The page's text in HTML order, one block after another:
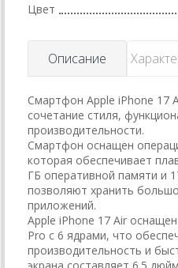
Цвет
Описание
Смартфон Apple iPhone 17
сочетание стиля,
производительности.
Смартфон оснащен
которая обеспечивает
ГБ оперативной памяти и
позволяют хранить
приложений.
Apple iPhone 17 Air
Pro с 6 ядрами, что
производительность и